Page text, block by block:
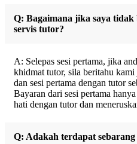
Q: Bagaimana jika saya
servis tutor?
A: Selepas sesi pertama, jika
khidmat tutor, sila beritahu
dan sesi pertama dengan tutor
Bayaran dari sesi pertama
hati dengan tutor dan
Q: Adakah terdapat